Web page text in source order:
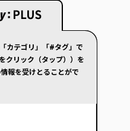
カテゴリ」「#タグ」で
クリック（タップ））を
報を受けとることがで